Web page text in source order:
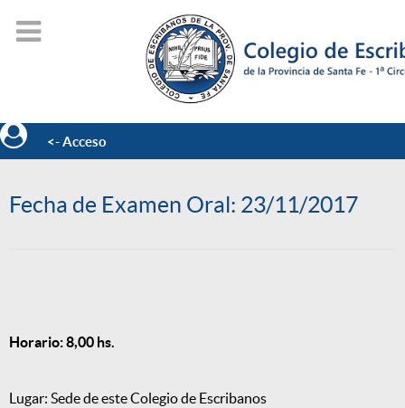
<- Acceso
Fecha de Examen Oral: 23/11/2017
Horario: 8,00 hs.
Lugar: Sede de este Colegio de Escribanos